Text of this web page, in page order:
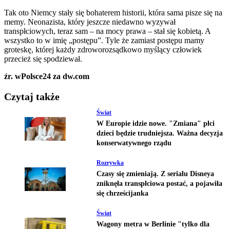
Tak oto Niemcy stały się bohaterem historii, która sama pisze się na
memy. Neonazista, który jeszcze niedawno wyzywał
transpłciowych, teraz sam – na mocy prawa – stał się kobietą. A
wszystko to w imię „postępu”. Tyle że zamiast postępu mamy
groteskę, której każdy zdroworozsądkowo myślący człowiek
przecież się spodziewał.
źr. wPolsce24 za dw.com
Czytaj także
Świat
W Europie idzie nowe. "Zmiana" płci
dzieci będzie trudniejsza. Ważna decyzja
konserwatywnego rządu
Rozrywka
Czasy się zmieniają. Z serialu Disneya
zniknęła transpłciowa postać, a pojawiła
się chrześcijanka
Świat
Wagony metra w Berlinie "tylko dla